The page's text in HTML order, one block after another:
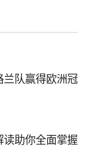
队赢得欧洲冠
助你全面掌握